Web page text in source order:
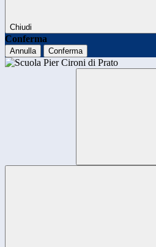
Chiudi
Conferma
Annulla Conferma